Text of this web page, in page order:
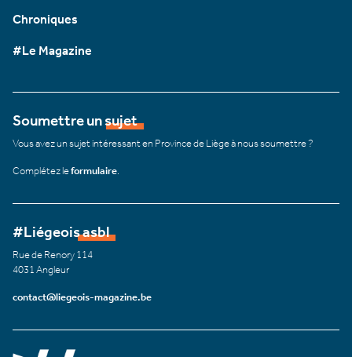
Chroniques
#Le Magazine
Soumettre un sujet
Vous avez un sujet intéressant en Province de Liège à nous soumettre ?
Complétez leformulaire
#Liégeois asbl
Rue de Renory 114
4031 Angleur
contact@liegeois-magazine.be